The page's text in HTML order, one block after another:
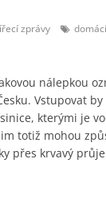
zprávy
nálepkou
Vstupovat
kterými je
totiž mohou
přes krvavý